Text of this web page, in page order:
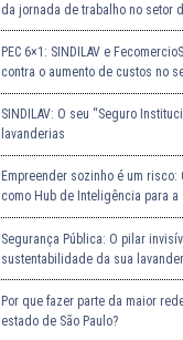
da jornada de trabalho no setor
PEC 6×1: SINDILAV e
contra o aumento de custos no
SINDILAV: O seu “Seguro
lavanderias
Empreender sozinho é um risco:
como Hub de Inteligência para a
Segurança Pública: O pilar
sustentabilidade da sua
Por que fazer parte da maior
estado de São Paulo?